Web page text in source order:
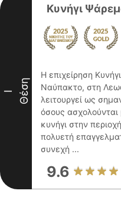
I Θέση
Κυνήγι
Η επιχείρηση
Ναύπακτο, στη
λειτουργεί ως
όσους ασχολούνται
κυνήγι στην
πολυετή
συνεχή ...
9.6